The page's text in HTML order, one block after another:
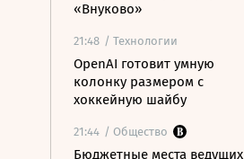
«Внуково»
21:48 / Технологии
OpenAI готовит умную
колонку размером с
хоккейную шайбу
21:44 / Общество
Бюджетные места ведущих